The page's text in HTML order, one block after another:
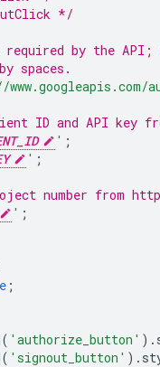
*/
required by the API;
spaces.
ID and API key
' ;
' ;
number from
' ;
;
( 'authorize_button' ).
( 'signout_button' ).